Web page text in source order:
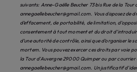
suivants: Anne-Gaëlle Beucher 73 bis Rue de la
annegaellebeucher@gmail.com. Vous disposez de
d’effacement, de portabilité, de limitation,
consentement à tout moment et du droit
d’une autorité de contrôle, ainsi que d’organiser le
mortem. Vous pouvez exercer ces droits par voie
la Tour d'Auvergne 29000 Quimper ou par courrier
annegaellebeucher@gmail.com. Un justificatif